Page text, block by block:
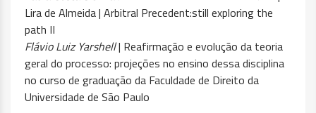
Lira de Almeida | Arbitral Precedent:still exploring the
path II
Flávio Luiz Yarshell| Reafirmação e evolução da teoria
geral do processo: projeções no ensino dessa disciplina
no curso de graduação da Faculdade de Direito da
Universidade de São Paulo